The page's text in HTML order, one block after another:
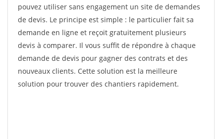
pouvez utiliser sans engagement un site de demandes
de devis. Le principe est simple : le particulier fait sa
demande en ligne et reçoit gratuitement plusieurs
devis à comparer. Il vous suffit de répondre à chaque
demande de devis pour gagner des contrats et des
nouveaux clients. Cette solution est la meilleure
solution pour trouver des chantiers rapidement.